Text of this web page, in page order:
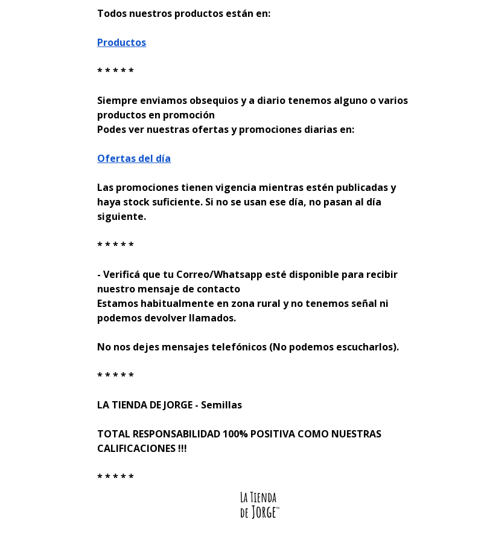
Todos nuestros productos están en:
Productos
* * * * *
Siempre enviamos obsequios y a diario tenemos alguno o varios
productos en promoción
Podes ver nuestras ofertas y promociones diarias en:
Ofertas del día
Las promociones tienen vigencia mientras estén publicadas y
haya stock suficiente. Si no se usan ese día, no pasan al día
siguiente.
* * * * *
- Verificá que tu Correo/Whatsapp esté disponible para recibir
nuestro mensaje de contacto
Estamos habitualmente en zona rural y no tenemos señal ni
podemos devolver llamados.
No nos dejes mensajes telefónicos (No podemos escucharlos).
* * * * *
LA TIENDA DE JORGE - Semillas
TOTAL RESPONSABILIDAD 100% POSITIVA COMO NUESTRAS
CALIFICACIONES !!!
* * * * *